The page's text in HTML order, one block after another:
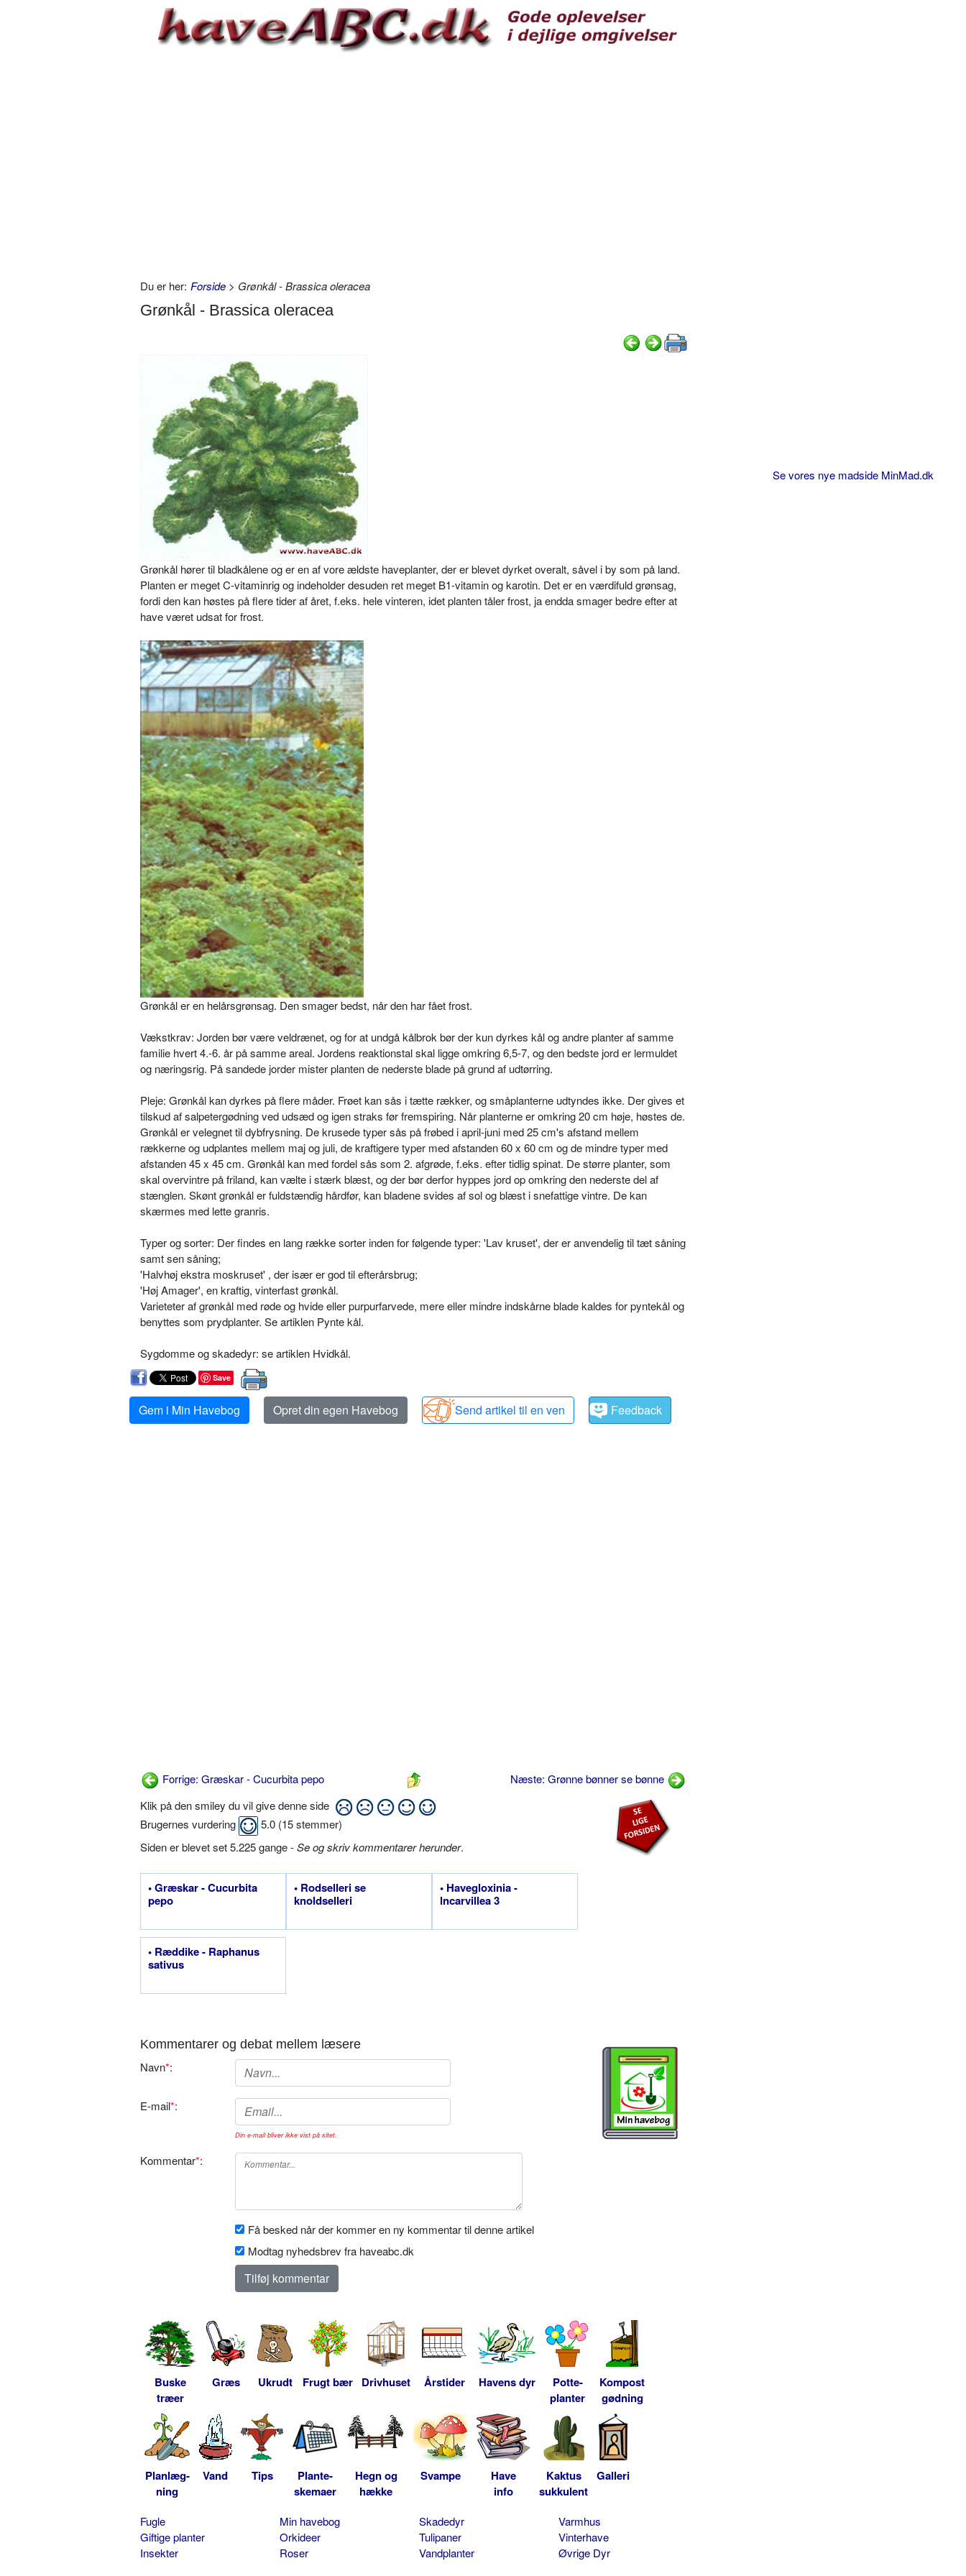
Du er her: Forside > Grønkål - Brassica oleracea
Grønkål - Brassica oleracea
Grønkål hører til bladkålene og er en af vore ældste haveplanter, der er blevet dyrket overalt, såvel i by som på land.
Planten er meget C-vitaminrig og indeholder desuden ret meget B1-vita­min og karotin. Det er en værdifuld grønsag,
fordi den kan høstes på flere tider af året, f.eks. hele vinteren, idet planten tåler frost, ja endda smager bedre efter at
have været udsat for frost.
Grønkål er en helårsgrønsag. Den smager bedst, når den har fået frost.
Vækstkrav: Jorden bør være veldræ­net, og for at undgå kålbrok bør der kun dyrkes kål og andre planter af samme
familie hvert 4.-6. år på samme areal. Jordens reaktionstal skal ligge omkring 6,5-7, og den bedste jord er lermuldet
og næringsrig. På sandede jorder mister planten de nederste bla­de på grund af udtørring.
Pleje: Grønkål kan dyrkes på flere måder. Frøet kan sås i tætte rækker, og småplanterne udtyndes ikke. Der gives et
tilskud af salpetergødning ved ud­sæd og igen straks før fremspiring. Når planterne er omkring 20 cm høje, hø­stes de.
Grønkål er velegnet til dyb­frysning. De krusede typer sås på frø­bed i april-juni med 25 cm's afstand mellem
rækkerne og udplantes mellem maj og juli, de kraftigere typer med afstanden 60 x 60 cm og de mindre typer med
afstanden 45 x 45 cm. Grønkål kan med fordel sås som 2. afgrøde, f.eks. efter tidlig spinat. De større planter, som
skal overvintre på friland, kan vælte i stærk blæst, og der bør derfor hyppes jord op omkring den nederste del af
stænglen. Skønt grøn­kål er fuldstændig hårdfør, kan blade­ne svides af sol og blæst i snefattige vintre. De kan
skærmes med lette granris.
Typer og sorter: Der findes en lang række sorter inden for følgende typer: 'Lav kruset', der er anvendelig til tæt såning
samt sen såning;
'Halvhøj ekstra moskruset' , der især er god til efterårsbrug;
'Høj Amager', en kraftig, vinterfast grønkål.
Varieteter af grønkål med røde og hvide eller purpurfarvede, mere eller mindre indskårne blade kaldes for pyn­tekål og
benyttes som prydplanter. Se artiklen Pynte kål.
Sygdomme og skadedyr: se artiklen Hvidkål.
Save
Gem i Min Havebog Opret din egen Havebog Send artikel til en ven Feedback
Forrige: Græskar - Cucurbita pepo
Næste: Grønne bønner se bønne
Klik på den smiley du vil give denne side
Brugernes vurdering
5.0 (15stemmer)
Siden er blevet set 5.225 gange -Se og skriv kommentarer herunder.
• Græskar - Cucurbita
pepo
• Rodselleri se
knoldselleri
• Havegloxinia -
lncarvillea 3
• Ræddike - Raphanus
sativus
Kommentarer og debat mellem læsere
Navn*:
E-mail*:
Din e-mail bliver ikke vist på sitet.
Kommentar*:
Få besked når der kommer en ny kommentar til denne artikel
Modtag nyhedsbrev fra haveabc.dk
Buske
træer
Græs Ukrudt Frugt bær Drivhuset Årstider Havens dyr
Potte-
planter
Kompost
gødning
Planlæg-
ning
Vand Tips
Plante-
skemaer
Hegn og
hække
Svampe
Have
info
Kaktus
sukkulent
Galleri
Fugle
Giftige planter
Insekter
Min havebog
Orkideer
Roser
Skadedyr
Tulipaner
Vandplanter
Varmhus
Vinterhave
Øvrige Dyr
Se vores nye madside MinMad.dk